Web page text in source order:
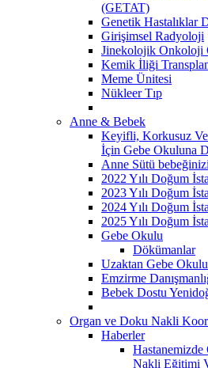
(GETAT)
Genetik Hastalıklar
Girişimsel Radyoloji
Jinekolojik Onkoloji
Kemik İliği
Meme Ünitesi
Nükleer Tıp
Anne & Bebek
Keyifli, Korkusuz
İçin Gebe Okuluna
Anne Sütü
2022 Yılı Doğum
2023 Yılı Doğum
2024 Yılı Doğum
2025 Yılı Doğum
Gebe Okulu
Dökümanlar
Uzaktan Gebe Okulu
Emzirme
Bebek Dostu
Organ ve Doku Nakli
Haberler
Hastanemizde
Nakli Eğitimi